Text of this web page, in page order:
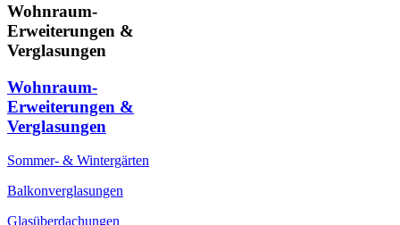
Wohnraum-
Erweiterungen &
Verglasungen
Wohnraum-
Erweiterungen &
Verglasungen
Sommer- & Wintergärten
Balkonverglasungen
Glasüberdachungen